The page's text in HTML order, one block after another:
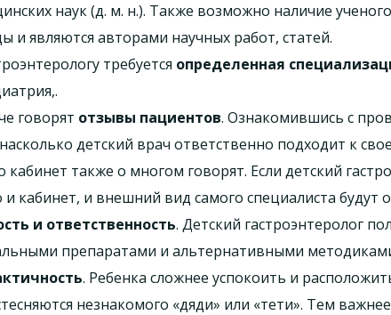
наук (д. м. н.). Также возможно наличие
и являются авторами научных работ, статей.
требуется определенная
говорят отзывы пациентов. Ознакомившись с
детский врач ответственно подходит к
кабинет также о многом говорят. Если детский
и кабинет, и внешний вид самого специалиста будут
и ответственность. Детский гастроэнтеролог
препаратами и альтернативными
. Ребенка сложнее успокоить и
незнакомого «дяди» или «тети». Тем